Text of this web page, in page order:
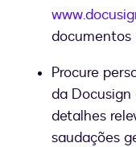
documentos
Procure
da
detalhes
saudações